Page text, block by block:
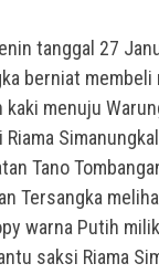
tanggal 27
berniat
kaki menuju
Tano
Tersangka
warna Putih
saksi Riama